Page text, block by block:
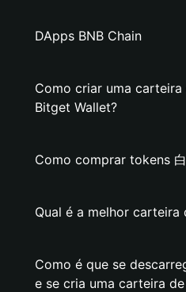
DApps BNB Chain
Como criar uma carteira
Bitget Wallet?
Como comprar tokens
Qual é a melhor carteira
Como é que se
e se cria uma carteira de